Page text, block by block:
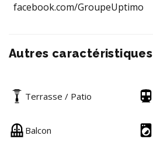
facebook.com/GroupeUptimo
Autres caractéristiques
Terrasse / Patio
Balcon